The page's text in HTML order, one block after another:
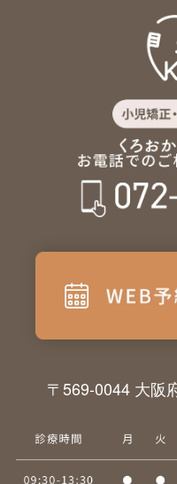
〒569-0044 大阪